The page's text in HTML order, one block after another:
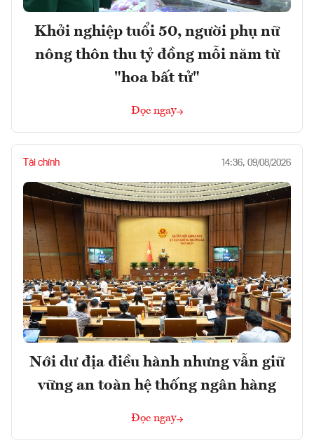
Khởi nghiệp tuổi 50, người phụ nữ
nông thôn thu tỷ đồng mỗi năm từ
"hoa bất tử"
Đọc ngay
Tài chính 14:36, 09/08/2026
Nới dư địa điều hành nhưng vẫn giữ
vững an toàn hệ thống ngân hàng
Đọc ngay